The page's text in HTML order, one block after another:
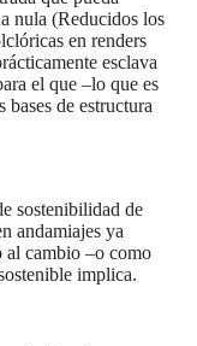
nula (Reducidos los
en renders
esclava
el que –lo que es
de estructura
sostenibilidad de
andamiajes ya
al cambio –o como
implica.